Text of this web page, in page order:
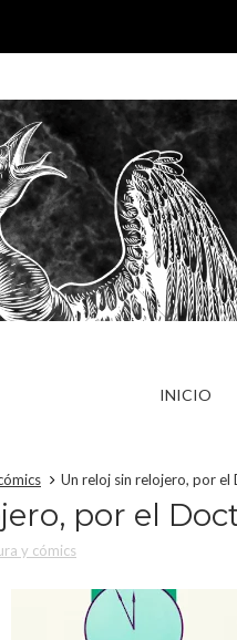
INICIO
Un reloj sin relojero, por
por el
y cómics